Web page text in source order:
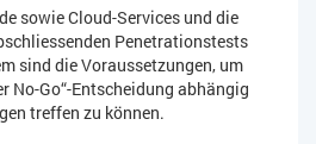
sowie Cloud-Services und die
Penetrationstests
sind die Voraussetzungen, um
No-Go“-Entscheidung abhängig
treffen zu können.